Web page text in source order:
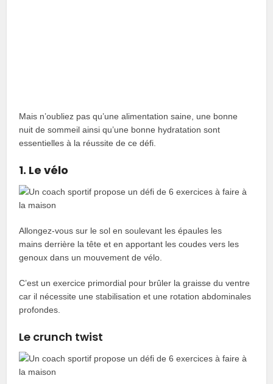
Mais n’oubliez pas qu’une alimentation saine, une bonne
nuit de sommeil ainsi qu’une bonne hydratation sont
essentielles à la réussite de ce défi.
1. Le vélo
Allongez-vous sur le sol en soulevant les épaules les
mains derrière la tête et en apportant les coudes vers les
genoux dans un mouvement de vélo.
C’est un exercice primordial pour brûler la graisse du ventre
car il nécessite une stabilisation et une rotation abdominales
profondes.
Le crunch twist